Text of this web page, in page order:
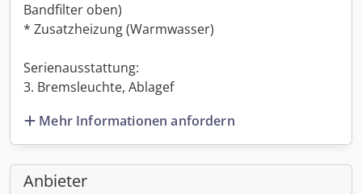
Bandfilter oben)
* Zusatzheizung (Warmwasser)
Serienausstattung:
3. Bremsleuchte, Ablagef
Mehr Informationen anfordern
Anbieter